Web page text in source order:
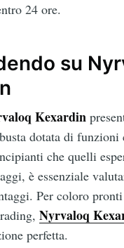
24 ore.
su
Kexardin
dotata di funzioni
che quelli
è essenziale
Per coloro pronti
Nyrvaloq
perfetta.